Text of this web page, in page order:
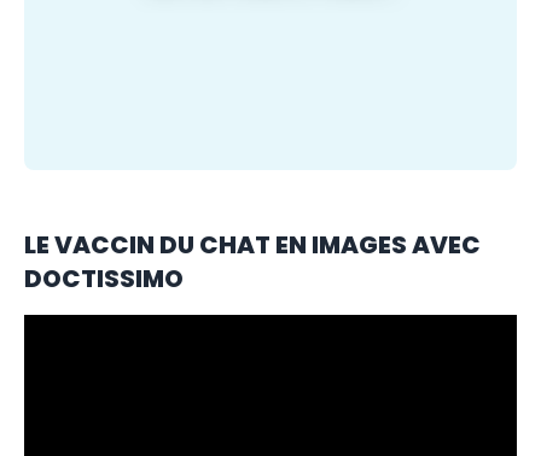
LE VACCIN DU CHAT EN IMAGES AVEC
DOCTISSIMO